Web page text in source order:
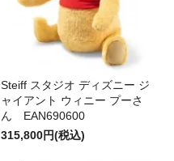
Steiff スタジオ ディズニー ジ
ャイアント ウィニー プーさ
ん EAN690600
315,800円(税込)